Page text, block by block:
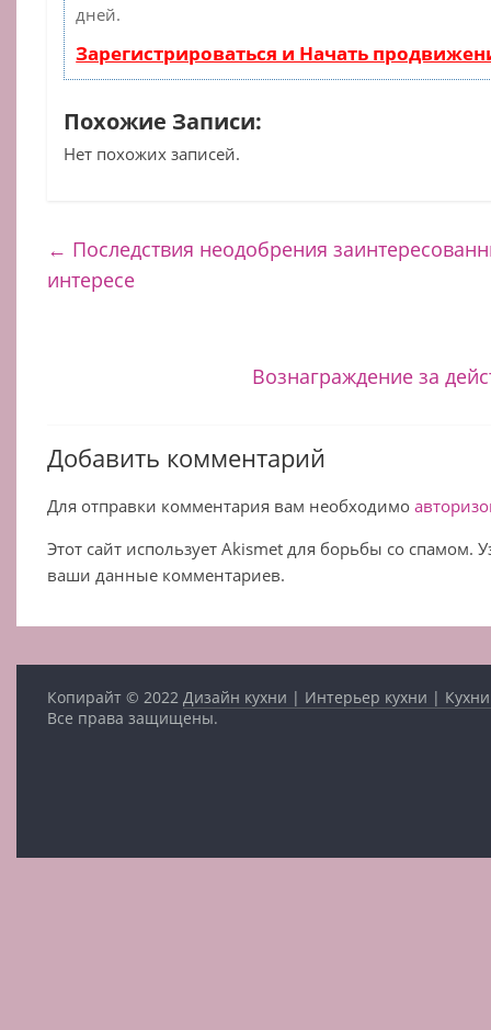
дней.
Зарегистрироваться и Начать
Похожие Записи:
Нет похожих записей.
← Последствия неодобрения
интересе
Вознаграждение за
Добавить комментарий
Для отправки комментария вам необходимо
Этот сайт использует Akismet для борьбы со спамом.
ваши данные комментариев.
Копирайт © 2022Дизайн кухни | Интерьер кухни |
Все права защищены.